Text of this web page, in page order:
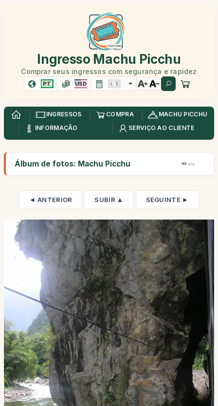
Ingresso Machu Picchu
Comprar seus ingressos com segurança e rapidez
PT USD
INGRESSOS COMPRA
MACHU PICCHU
INFORMAÇÃO
SERVIÇO AO CLIENTE
Álbum de fotos: Machu Picchu 47K
◄ ANTERIOR SUBIR ▲ SEGUINTE ►